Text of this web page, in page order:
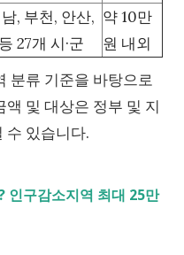
, 부천, 안산,
27개 시·군
약 10만
원 내외
분류 기준을 바탕으로
및 대상은 정부 및 지
수 있습니다.
인구감소지역 최대 25만